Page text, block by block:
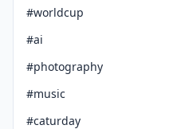
#worldcup
#ai
#photography
#music
#caturday